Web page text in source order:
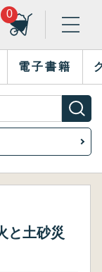
0
電子書籍
と土砂災